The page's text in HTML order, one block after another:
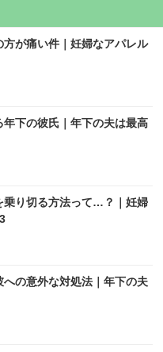
が痛い件｜妊婦なアパレル
下の彼氏｜年下の夫は最高
乗り切る方法って…？｜妊婦
の意外な対処法｜年下の夫